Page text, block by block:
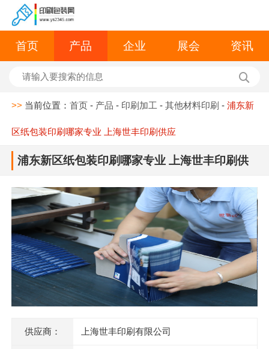
首页 产品 企业 展会 资讯
>> 当前位置：首页 - 产品 - 印刷加工 -其他材料印刷 -浦东新
区纸包装印刷哪家专业 上海世丰印刷供应
浦东新区纸包装印刷哪家专业 上海世丰印刷供
供应商： 上海世丰印刷有限公司